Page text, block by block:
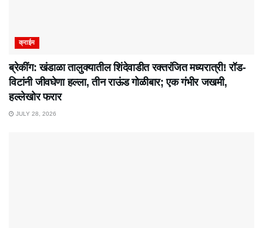
क्राईम
ब्रेकींग: खंडाळा तालुक्यातील शिंदेवाडीत रक्तरंजित मध्यरात्री! रॉड-
विटांनी जीवघेणा हल्ला, तीन राऊंड गोळीबार; एक गंभीर जखमी,
हल्लेखोर फरार
JULY 28, 2026